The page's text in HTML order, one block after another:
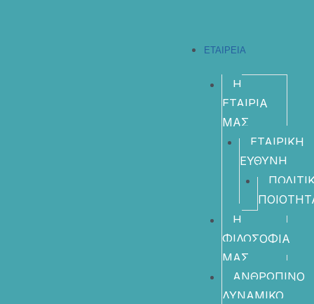
ΕΤΑΙΡΕΙΑ
Η
ΕΤΑΙΡΙΑ
ΜΑΣ
ΕΤΑΙΡΙΚΗ
ΕΥΘΥΝΗ
Η
ΦΙΛΟΣΟΦΙΑ
ΜΑΣ
ΑΝΘΡΩΠΙΝΟ
ΔΥΝΑΜΙΚΟ